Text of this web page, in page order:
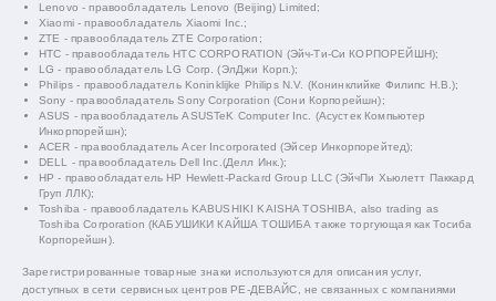
Lenovo - правообладатель Lenovo (Beijing) Limited;
Xiaomi - правообладатель Xiaomi Inc.;
ZTE - правообладатель ZTE Corporation;
HTC - правообладатель HTC CORPORATION (Эйч-Ти-Си КОРПОРЕЙШН);
LG - правообладатель LG Corp. (ЭлДжи Корп.);
Philips - правообладатель Koninklijke Philips N.V. (Конинклийке Филипс Н.В.);
Sony - правообладатель Sony Corporation (Сони Корпорейшн);
ASUS - правообладатель ASUSTeK Computer Inc. (Асустек Компьютер
Инкорпорейшн);
ACER - правообладатель Acer Incorporated (Эйсер Инкорпорейтед);
DELL - правообладатель Dell Inc.(Делл Инк.);
HP - правообладатель HP Hewlett-Packard Group LLC (ЭйчПи Хьюлетт Паккард
Груп ЛЛК);
Toshiba - правообладатель KABUSHIKI KAISHA TOSHIBA, also trading as
Toshiba Corporation (КАБУШИКИ КАЙША ТОШИБА также торгующая как Тосиба
Корпорейшн).
Зарегистрированные товарные знаки используются для описания услуг,
доступных в сети сервисных центров РЕ-ДЕВАЙС, не связанных с компаниями